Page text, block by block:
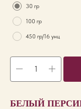
30 гр
100 гр
450 гр/16 унц
БЕЛЫЙ